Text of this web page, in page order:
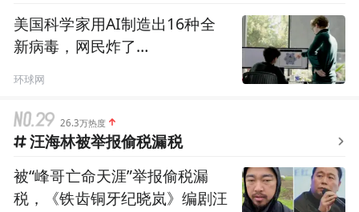
美国科学家用AI制造出16种全
新病毒，网民炸了…
环球网
26.3万热度
汪海林被举报偷税漏税
被“峰哥亡命天涯”举报偷税漏
税，《铁齿铜牙纪晓岚》编剧汪